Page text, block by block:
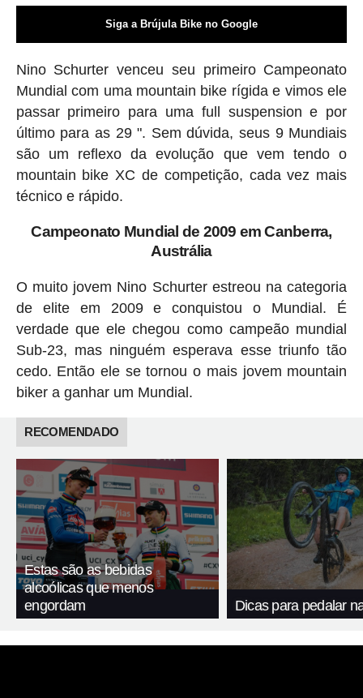
Siga a Brújula Bike no Google
Nino Schurter venceu seu primeiro Campeonato
Mundial com uma mountain bike rígida e vimos ele
passar primeiro para uma full suspension e por
último para as 29 ". Sem dúvida, seus 9 Mundiais
são um reflexo da evolução que vem tendo o
mountain bike XC de competição, cada vez mais
técnico e rápido.
Campeonato Mundial de 2009 em Canberra,
Austrália
O muito jovem Nino Schurter estreou na categoria
de elite em 2009 e conquistou o Mundial. É
verdade que ele chegou como campeão mundial
Sub-23, mas ninguém esperava esse triunfo tão
cedo. Então ele se tornou o mais jovem mountain
biker a ganhar um Mundial.
RECOMENDADO
Estas são as bebidas
alcoólicas que menos
engordam
Dicas para pedalar